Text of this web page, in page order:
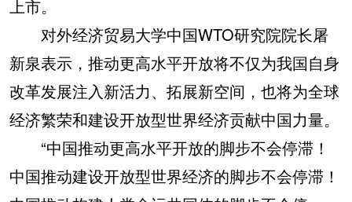
上市。
对外经济贸易大学中国WTO研究院院长屠
新泉表示，推动更高水平开放将不仅为我国自身
改革发展注入新活力、拓展新空间，也将为全球
经济繁荣和建设开放型世界经济贡献中国力量。
“中国推动更高水平开放的脚步不会停滞！
中国推动建设开放型世界经济的脚步不会停滞！